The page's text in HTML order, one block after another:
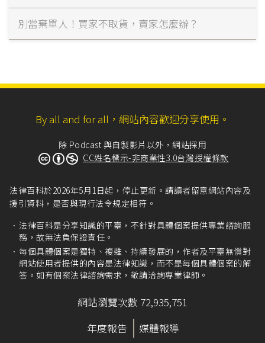
別當棄單人！買家不取貨，賣家怎麼辦？
By all and for all，網站內容歡迎分享使用。
除 Podcast 與自製影片以外，網站採用
CC姓名標示-非商業性3.0台灣授權條款
法律百科於2026年5月1日起，停止更新。請讀者留意網站內容及
援引資料，是否與現行法令規定相符。
法律百科是分享知識的平臺，不針對具體個案提供專業諮詢服
務，故無法負保證責任。
每個具體個案是獨特、複雜、持續發展的，作者及平臺無償對
網站使用者提供的內容是法律知識，而不是每個具體個案的解
答。如有個案法律諮詢需求，敬請洽詢專業律師。
網站瀏覽次數 72,935,751
年度報告
媒體報導